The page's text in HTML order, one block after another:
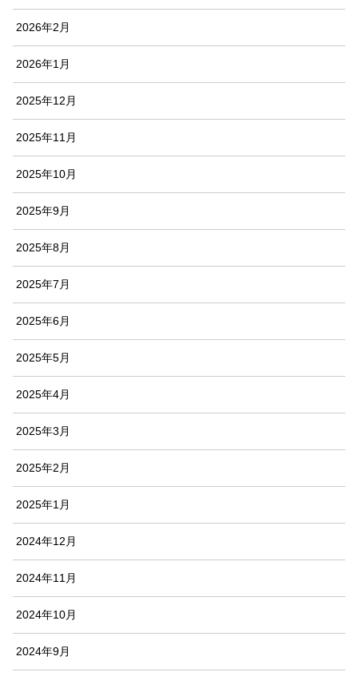
2026年2月
2026年1月
2025年12月
2025年11月
2025年10月
2025年9月
2025年8月
2025年7月
2025年6月
2025年5月
2025年4月
2025年3月
2025年2月
2025年1月
2024年12月
2024年11月
2024年10月
2024年9月